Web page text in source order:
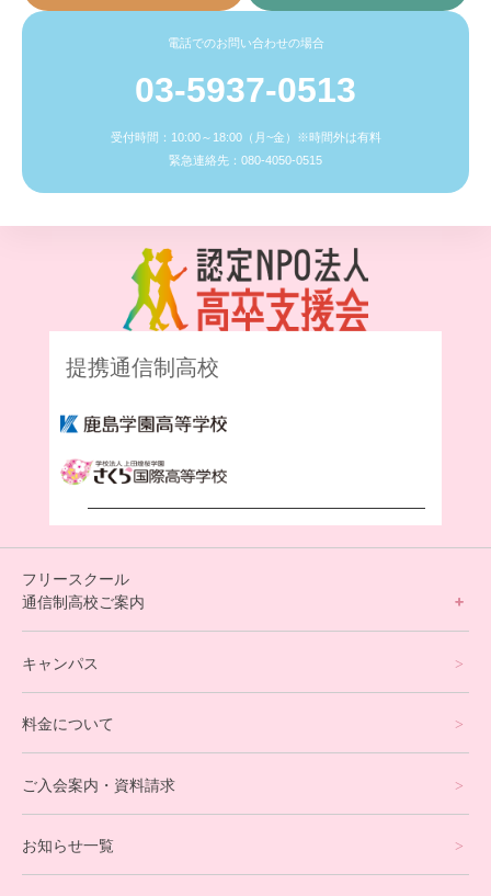
電話でのお問い合わせの場合
03-5937-0513
受付時間：10:00～18:00（月~金）※時間外は有料
緊急連絡先：080-4050-0515
提携通信制高校
フリースクール
通信制高校ご案内
オンラインコース
eスポーツコース
就労支援コース
キャンパス
料金について
ご入会案内・資料請求
お知らせ一覧